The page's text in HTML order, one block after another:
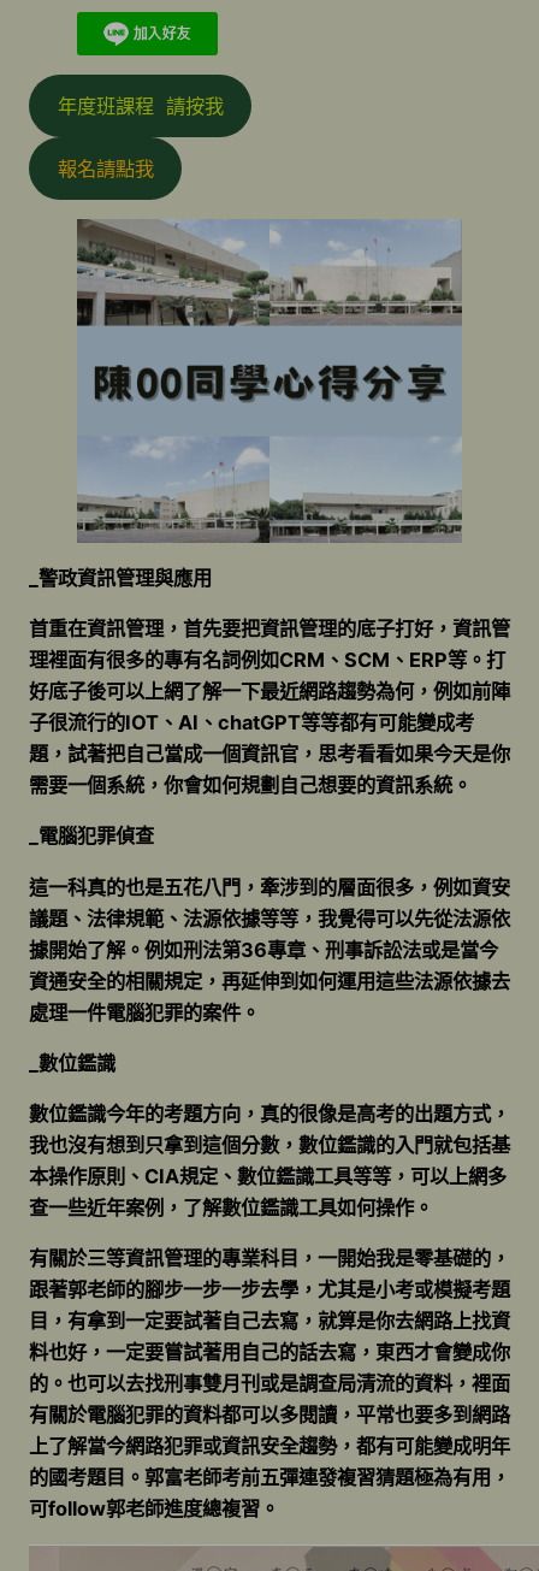
年度班課程 請按我
報名請點我
_警政資訊管理與應用
首重在資訊管理，首先要把資訊管理的底子打好，資訊管
理裡面有很多的專有名詞例如CRM、SCM、ERP等。打
好底子後可以上網了解一下最近網路趨勢為何，例如前陣
子很流行的IOT、AI、chatGPT等等都有可能變成考
題，試著把自己當成一個資訊官，思考看看如果今天是你
需要一個系統，你會如何規劃自己想要的資訊系統。
_電腦犯罪偵查
這一科真的也是五花八門，牽涉到的層面很多，例如資安
議題、法律規範、法源依據等等，我覺得可以先從法源依
據開始了解。例如刑法第36專章、刑事訴訟法或是當今
資通安全的相關規定，再延伸到如何運用這些法源依據去
處理一件電腦犯罪的案件。
_數位鑑識
數位鑑識今年的考題方向，真的很像是高考的出題方式，
我也沒有想到只拿到這個分數，數位鑑識的入門就包括基
本操作原則、CIA規定、數位鑑識工具等等，可以上網多
查一些近年案例，了解數位鑑識工具如何操作。
有關於三等資訊管理的專業科目，一開始我是零基礎的，
跟著郭老師的腳步一步一步去學，尤其是小考或模擬考題
目，有拿到一定要試著自己去寫，就算是你去網路上找資
料也好，一定要嘗試著用自己的話去寫，東西才會變成你
的。也可以去找刑事雙月刊或是調查局清流的資料，裡面
有關於電腦犯罪的資料都可以多閱讀，平常也要多到網路
上了解當今網路犯罪或資訊安全趨勢，都有可能變成明年
的國考題目。郭富老師考前五彈連發複習猜題極為有用，
可follow郭老師進度總複習。